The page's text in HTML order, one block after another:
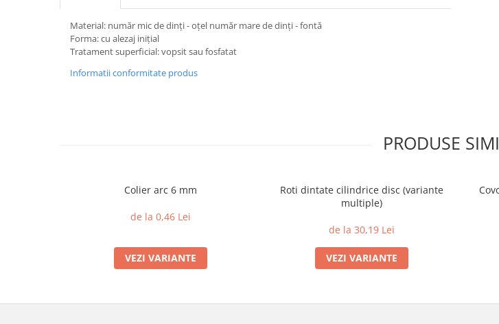
Material: număr mic de dinți - oțel număr mare de dinți - fontă
Forma: cu alezaj inițial
Tratament superficial: vopsit sau fosfatat
Informatii conformitate produs
PRODUSE
Colier arc 6 mm
de la 0,46 Lei
VEZI VARIANTE
Roti dintate cilindrice disc (variante
multiple)
de la 30,19 Lei
VEZI VARIANTE